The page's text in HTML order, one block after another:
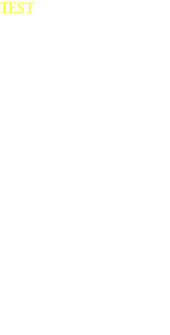
TEST